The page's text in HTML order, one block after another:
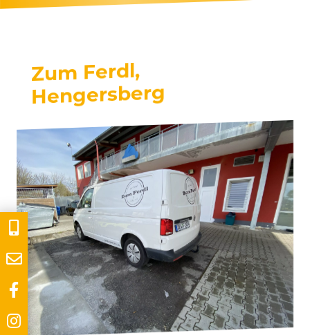
Zum Ferdl,
Hengersberg